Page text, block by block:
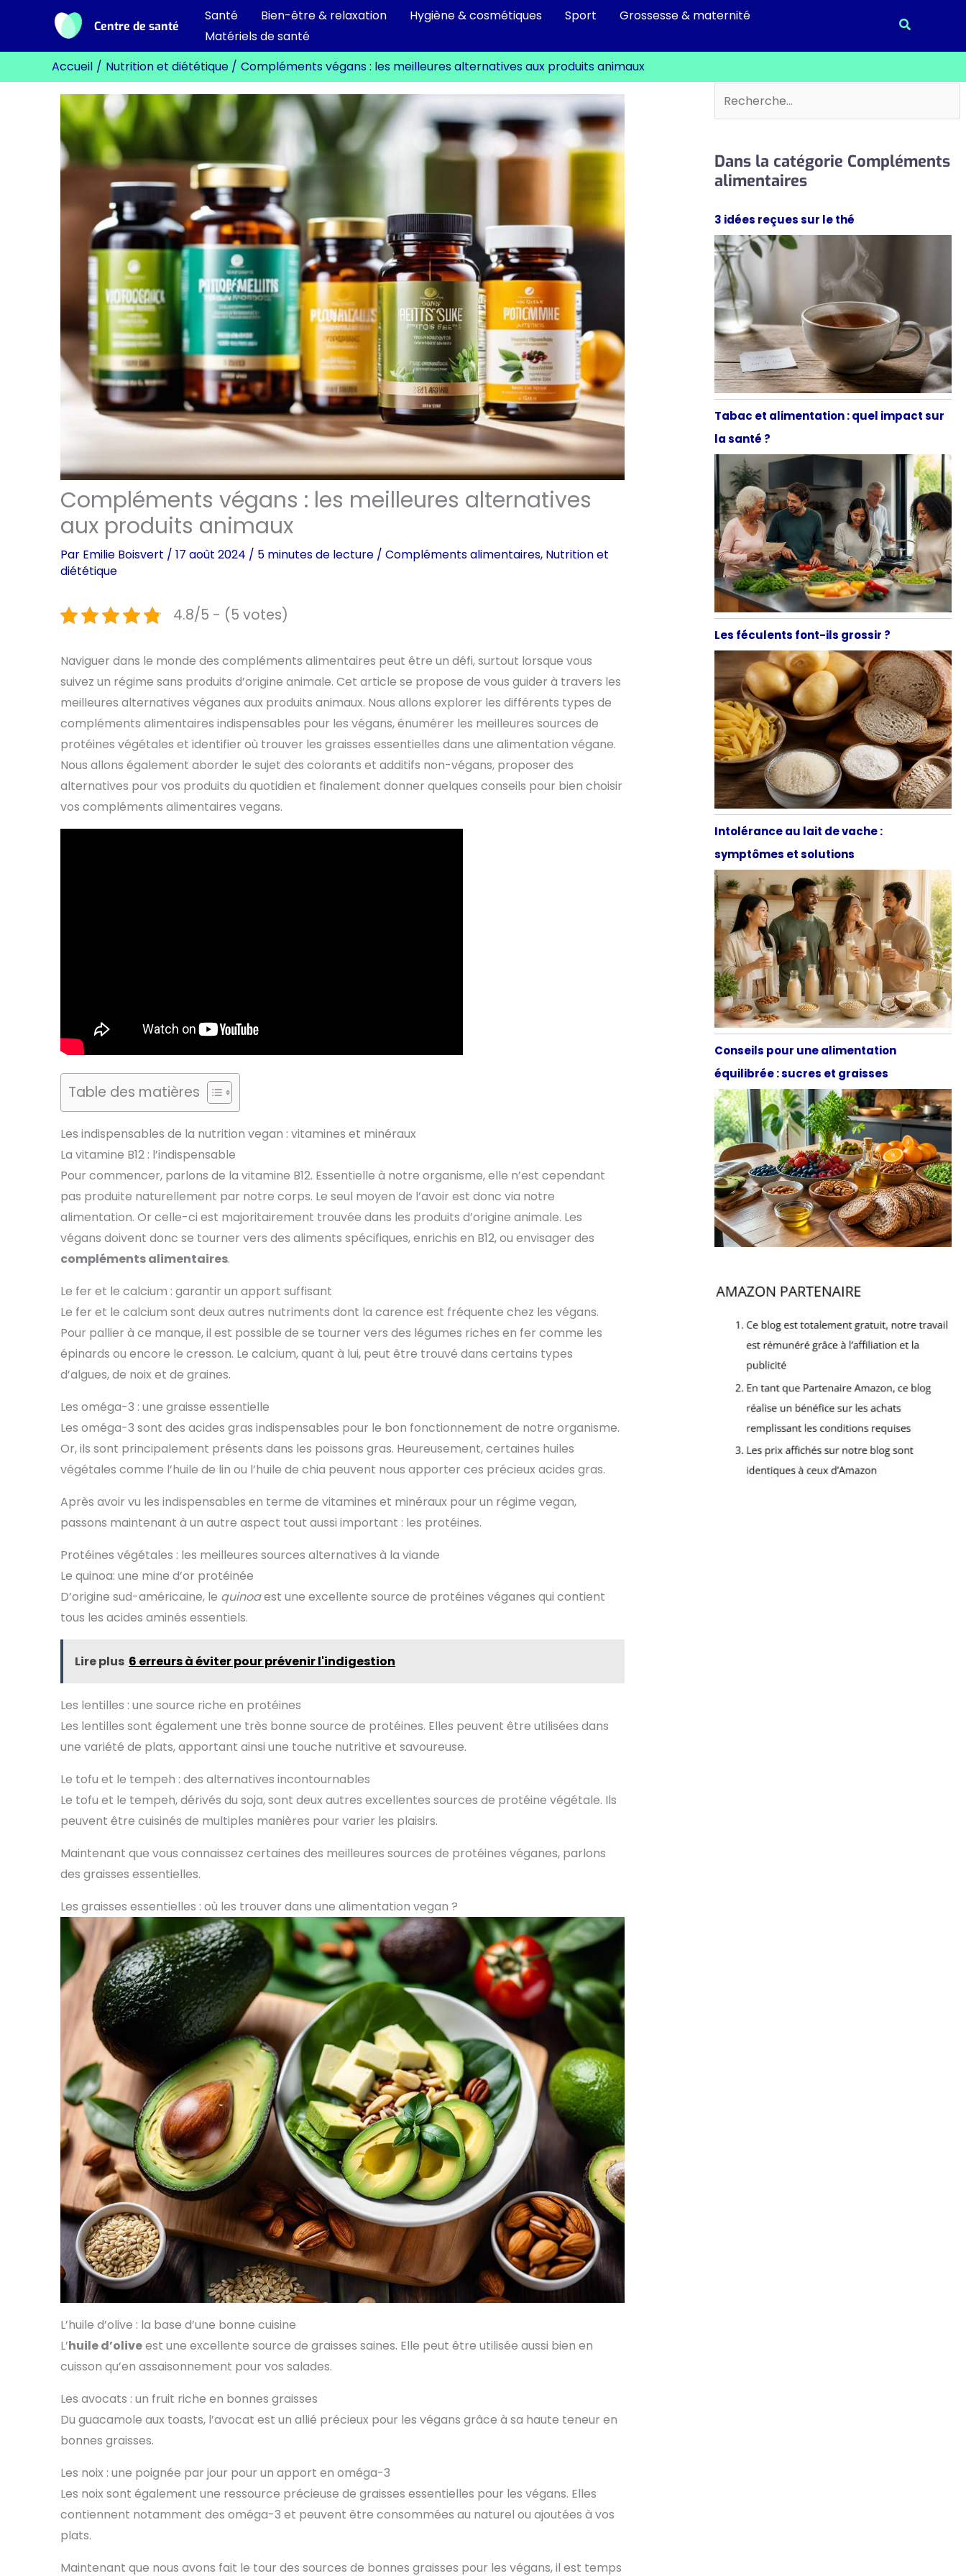
contenu
Centre de santé
Santé Bien-être & relaxation Hygiène & cosmétiques Sport
Grossesse & maternité
Matériels de santé
Accueil Nutrition et diététique Compléments végans : les meilleures alternatives aux produits animaux
Compléments végans : les meilleures alternatives
aux produits animaux
Par Emilie Boisvert / 17 août 2024 / 5 minutes de lecture / Compléments alimentaires, Nutrition et
diététique
4.8/5 - (5 votes)
Naviguer dans le monde des compléments alimentaires peut être un défi, surtout lorsque vous
suivez un régime sans produits d’origine animale. Cet article se propose de vous guider à travers les
meilleures alternatives véganes aux produits animaux. Nous allons explorer les différents types de
compléments alimentaires indispensables pour les végans, énumérer les meilleures sources de
protéines végétales et identifier où trouver les graisses essentielles dans une alimentation végane.
Nous allons également aborder le sujet des colorants et additifs non-végans, proposer des
alternatives pour vos produits du quotidien et finalement donner quelques conseils pour bien choisir
vos compléments alimentaires vegans.
Table des matières
Les indispensables de la nutrition vegan : vitamines et minéraux
La vitamine B12 : l’indispensable
Pour commencer, parlons de la vitamine B12. Essentielle à notre organisme, elle n’est cependant
pas produite naturellement par notre corps. Le seul moyen de l’avoir est donc via notre
alimentation. Or celle-ci est majoritairement trouvée dans les produits d’origine animale. Les
végans doivent donc se tourner vers des aliments spécifiques, enrichis en B12, ou envisager des
compléments alimentaires.
Le fer et le calcium : garantir un apport suffisant
Le fer et le calcium sont deux autres nutriments dont la carence est fréquente chez les végans.
Pour pallier à ce manque, il est possible de se tourner vers des légumes riches en fer comme les
épinards ou encore le cresson. Le calcium, quant à lui, peut être trouvé dans certains types
d’algues, de noix et de graines.
Les oméga-3 : une graisse essentielle
Les oméga-3 sont des acides gras indispensables pour le bon fonctionnement de notre organisme.
Or, ils sont principalement présents dans les poissons gras. Heureusement, certaines huiles
végétales comme l’huile de lin ou l’huile de chia peuvent nous apporter ces précieux acides gras.
Après avoir vu les indispensables en terme de vitamines et minéraux pour un régime vegan,
passons maintenant à un autre aspect tout aussi important : les protéines.
Protéines végétales : les meilleures sources alternatives à la viande
Le quinoa: une mine d’or protéinée
D’origine sud-américaine, le quinoaest une excellente source de protéines véganes qui contient
tous les acides aminés essentiels.
Lire plus 6 erreurs à éviter pour prévenir l'indigestion
Les lentilles : une source riche en protéines
Les lentilles sont également une très bonne source de protéines. Elles peuvent être utilisées dans
une variété de plats, apportant ainsi une touche nutritive et savoureuse.
Le tofu et le tempeh : des alternatives incontournables
Le tofu et le tempeh, dérivés du soja, sont deux autres excellentes sources de protéine végétale. Ils
peuvent être cuisinés de multiples manières pour varier les plaisirs.
Maintenant que vous connaissez certaines des meilleures sources de protéines véganes, parlons
des graisses essentielles.
Les graisses essentielles : où les trouver dans une alimentation vegan ?
L’huile d’olive : la base d’une bonne cuisine
L’huile d’oliveest une excellente source de graisses saines. Elle peut être utilisée aussi bien en
cuisson qu’en assaisonnement pour vos salades.
Les avocats : un fruit riche en bonnes graisses
Du guacamole aux toasts, l’avocat est un allié précieux pour les végans grâce à sa haute teneur en
bonnes graisses.
Les noix : une poignée par jour pour un apport en oméga-3
Les noix sont également une ressource précieuse de graisses essentielles pour les végans. Elles
contiennent notamment des oméga-3 et peuvent être consommées au naturel ou ajoutées à vos
plats.
Maintenant que nous avons fait le tour des sources de bonnes graisses pour les végans, il est temps
Rechercher
Dans la catégorie Compléments
alimentaires
3 idées reçues sur le thé
Tabac et alimentation : quel impact sur
la santé ?
Les féculents font-ils grossir ?
Intolérance au lait de vache :
symptômes et solutions
Conseils pour une alimentation
équilibrée : sucres et graisses